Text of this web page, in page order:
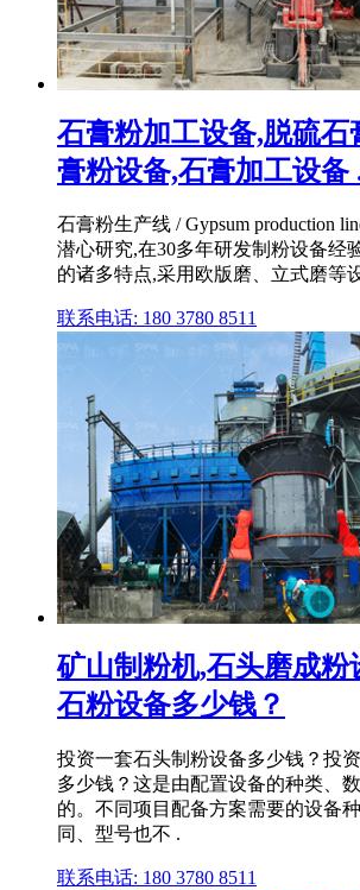
石膏粉加工设备,脱硫石
膏粉设备,石膏加工设备
石膏粉生产线 / Gypsum production
潜心研究,在30多年研发制粉设备经
的诸多特点,采用欧版磨、立式磨等
联系电话: 180 3780 8511
矿山制粉机,石头磨成粉
石粉设备多少钱？
投资一套石头制粉设备多少钱？投
多少钱？这是由配置设备的种类、
的。不同项目配备方案需要的设备
同、型号也不 .
联系电话: 180 3780 8511